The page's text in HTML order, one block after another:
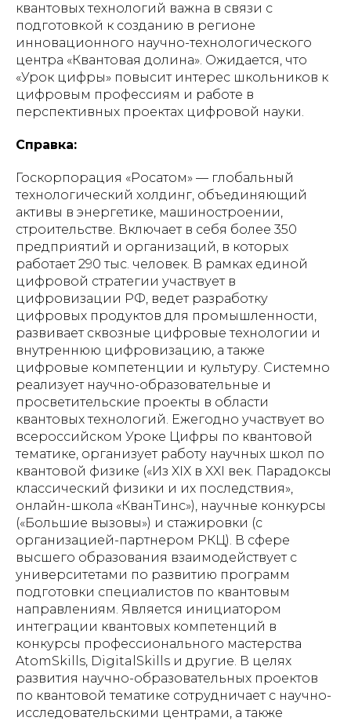
квантовых технологий важна в связи с
подготовкой к созданию в регионе
инновационного научно-технологического
центра «Квантовая долина». Ожидается, что
«Урок цифры» повысит интерес школьников к
цифровым профессиям и работе в
перспективных проектах цифровой науки.
Справка:
Госкорпорация «Росатом» — глобальный
технологический холдинг, объединяющий
активы в энергетике, машиностроении,
строительстве. Включает в себя более 350
предприятий и организаций, в которых
работает 290 тыс. человек. В рамках единой
цифровой стратегии участвует в
цифровизации РФ, ведет разработку
цифровых продуктов для промышленности,
развивает сквозные цифровые технологии и
внутреннюю цифровизацию, а также
цифровые компетенции и культуру. Системно
реализует научно-образовательные и
просветительские проекты в области
квантовых технологий. Ежегодно участвует во
всероссийском Уроке Цифры по квантовой
тематике, организует работу научных школ по
квантовой физике («Из XIX в XXI век. Парадоксы
классический физики и их последствия»,
онлайн-школа «КванТинс»), научные конкурсы
(«Большие вызовы») и стажировки (с
организацией-партнером РКЦ). В сфере
высшего образования взаимодействует с
университетами по развитию программ
подготовки специалистов по квантовым
направлениям. Является инициатором
интеграции квантовых компетенций в
конкурсы профессионального мастерства
AtomSkills, DigitalSkills и другие. В целях
развития научно-образовательных проектов
по квантовой тематике сотрудничает с научно-
исследовательскими центрами, а также